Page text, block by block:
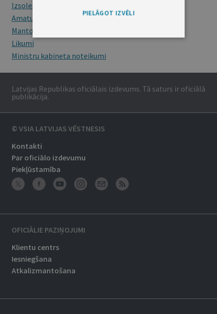
Izsoles
Amatu konkursi
Mantojumu ziņas
Likumi
Ministru kabineta noteikumi
Latvijas Republikas oficiālais izdevums. Tā saturs ir oficiālā
publikācija.
© VSIA LATVIJAS VĒSTNESIS
Kontakti
Par oficiālo izdevumu
Piekļūstamība
OFICIĀLIE PAZIŅOJUMI
Klientu centrs
Iesniegšana
Atkalizmantošana
PIELĀGOT IZVĒLI